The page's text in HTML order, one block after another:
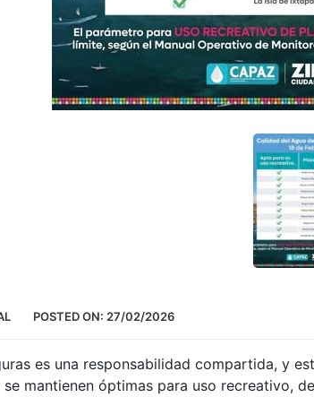
POSTED ON: 27/02/2026
es una responsabilidad compartida, y
mantienen óptimas para uso recreativo,